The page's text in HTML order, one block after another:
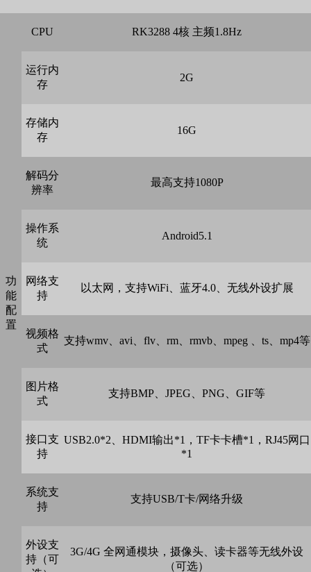
功
能
配
置
CPU RK3288 4核 主频1.8Hz
运行内
存
2G
存储内
存
16G
解码分
辨率
最高支持1080P
操作系
统
Android5.1
网络支
持
以太网，支持WiFi、蓝牙4.0、无线外设扩展
视频格
式
支持wmv、avi、flv、rm、rmvb、mpeg 、ts、mp4等
图片格
式
支持BMP、JPEG、PNG、GIF等
接口支
持
USB2.0*2、HDMI输出*1，TF卡卡槽*1，RJ45网口
*1
系统支
持
支持USB/T卡/网络升级
外设支
持（可
3G/4G 全网通模块，摄像头、读卡器等无线外设
（可选）